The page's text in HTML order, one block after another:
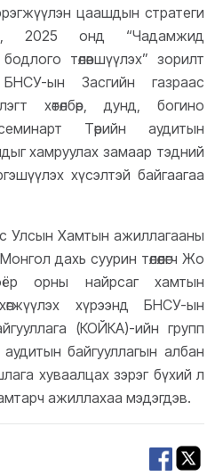
цаашдын стратеги
2025 онд “Чадамжид
төлөвшүүлэх” зорилт
ын Засгийн газраас
хөтөлбөр, дунд, богино
Төрийн аудитын
хамруулах замаар тэдний
хүсэлтэй байгаагаа
Улсын Хамтын ажиллагааны
дахь суурин төлөөлөгч Жо
орны найрсаг хамтын
хүрээнд БНСУ-ын
(КОЙКА)-ийн групп
аудитын байгууллагын албан
хуваалцах зэрэг бүхий л
ажиллахаа мэдэгдэв.